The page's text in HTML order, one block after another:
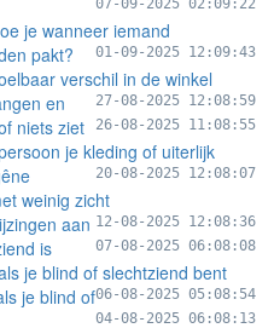
07-09-2025 02:09:22
je wanneer iemand
pakt?
01-09-2025 12:09:43
verschil in de winkel
27-08-2025 12:08:59
en
niets ziet
26-08-2025 11:08:55
je kleding of uiterlijk
20-08-2025 12:08:07
weinig zicht
12-08-2025 12:08:36
aan
is
07-08-2025 06:08:08
je blind of slechtziend bent
06-08-2025 05:08:54
je blind of
04-08-2025 06:08:13